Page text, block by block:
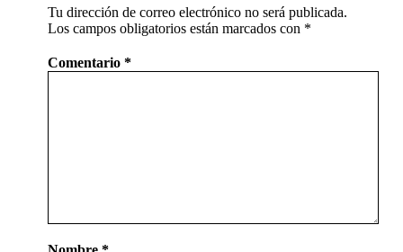
Tu dirección de correo electrónico no será publicada.
Los campos obligatorios están marcados con *
Comentario *